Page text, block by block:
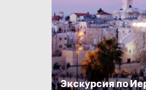
Экскурсия по